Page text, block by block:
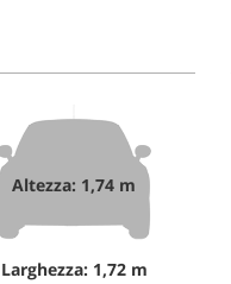
Altezza: 1,74 m
Larghezza: 1,72 m